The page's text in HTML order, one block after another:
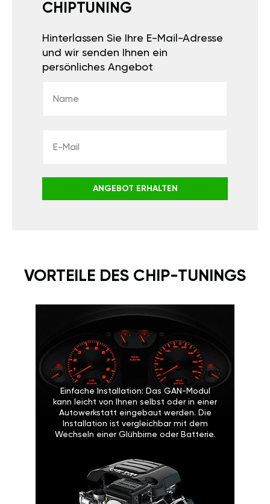
CHIPTUNING
Hinterlassen Sie Ihre E-Mail-Adresse
und wir senden Ihnen ein
persönliches Angebot
ANGEBOT ERHALTEN
VORTEILE DES CHIP-TUNINGS
Einfache Installation: Das GAN-Modul
kann leicht von Ihnen selbst oder in einer
Autowerkstatt eingebaut werden. Die
Installation ist vergleichbar mit dem
Wechseln einer Glühbirne oder Batterie.